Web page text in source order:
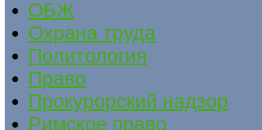
ОБЖ
Охрана труда
Политология
Право
Прокурорский надзор
Римское право